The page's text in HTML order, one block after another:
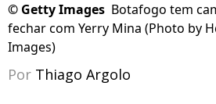
© Getty Images Botafogo tem
fechar com Yerry Mina (Photo by
Images)
Por Thiago Argolo